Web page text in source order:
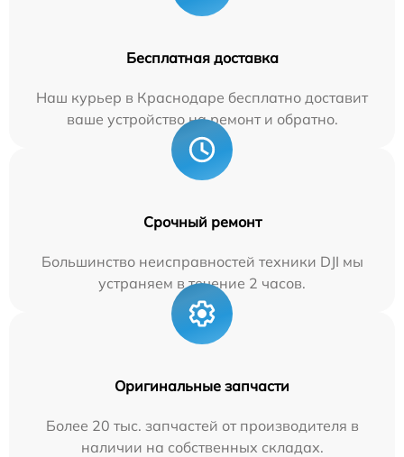
Бесплатная доставка
Наш курьер в Краснодаре бесплатно доставит
ваше устройство на ремонт и обратно.
Срочный ремонт
Большинство неисправностей техники DJI мы
устраняем в течение 2 часов.
Оригинальные запчасти
Более 20 тыс. запчастей от производителя в
наличии на собственных складах.